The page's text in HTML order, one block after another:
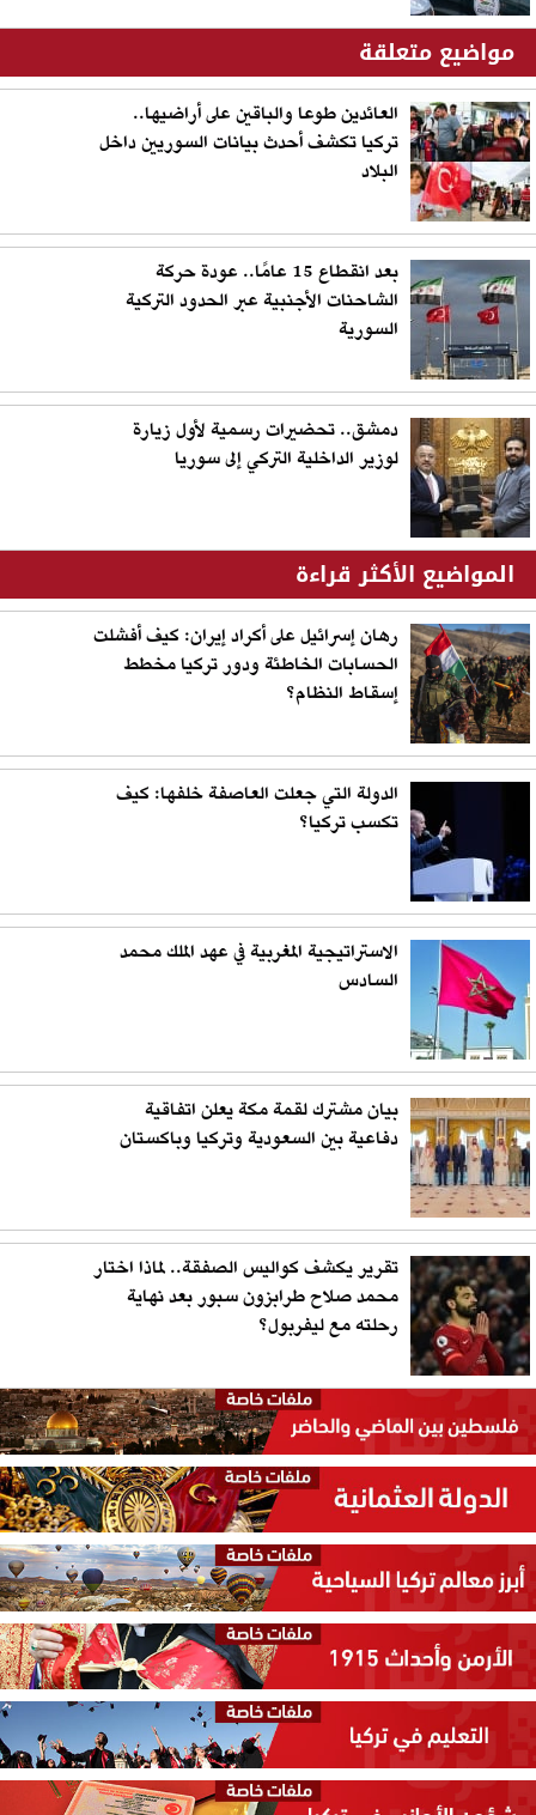
مواضيع متعلقة
العائدين طوعا والباقين على أراضيها..
تركيا تكشف أحدث بيانات السوريين داخل
البلاد
بعد انقطاع 15 عامًا.. عودة حركة
الشاحنات الأجنبية عبر الحدود التركية
السورية
دمشق.. تحضيرات رسمية لأول زيارة
لوزير الداخلية التركي إلى سوريا
المواضيع الأكثر قراءة
رهان إسرائيل على أكراد إيران: كيف أفشلت
الحسابات الخاطئة ودور تركيا مخطط
إسقاط النظام؟
الدولة التي جعلت العاصفة خلفها: كيف
تكسب تركيا؟
الاستراتيجية المغربية في عهد الملك محمد
السادس
بيان مشترك لقمة مكة يعلن اتفاقية
دفاعية بين السعودية وتركيا وباكستان
تقرير يكشف كواليس الصفقة.. لماذا اختار
محمد صلاح طرابزون سبور بعد نهاية
رحلته مع ليفربول؟